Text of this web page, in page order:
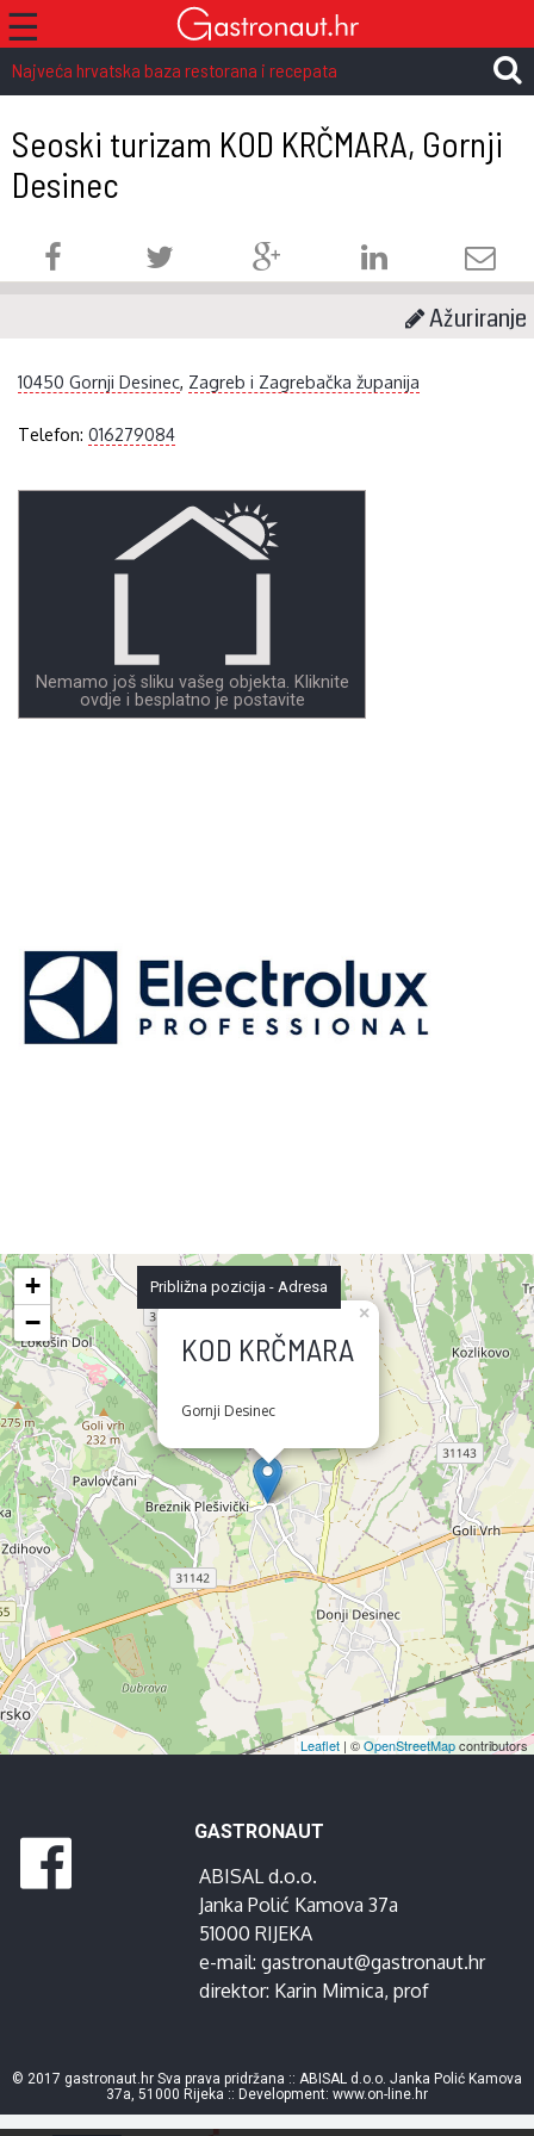
☰
Najveća hrvatska baza restorana i recepata
Seoski turizam KOD KRČMARA, Gornji
Desinec
Ažuriranje
10450 Gornji Desinec, Zagreb i Zagrebačka županija
Telefon:016279084
Nemamo još sliku vašeg objekta. Kliknite
ovdje i besplatno je postavite
KOD KRČMARA
Gornji Desinec
×
+
−
Leaflet | ©OpenStreetMapcontributors
Približna pozicija - Adresa
GASTRONAUT
ABISAL d.o.o.
Janka Polić Kamova 37a
51000 RIJEKA
e-mail: gastronaut@gastronaut.hr
direktor: Karin Mimica, prof
© 2017 gastronaut.hr Sva prava pridržana :: ABISAL d.o.o. Janka Polić Kamova
37a, 51000 Rijeka :: Development: www.on-line.hr